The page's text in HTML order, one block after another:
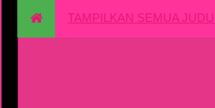
TAMPILKAN SEMUA